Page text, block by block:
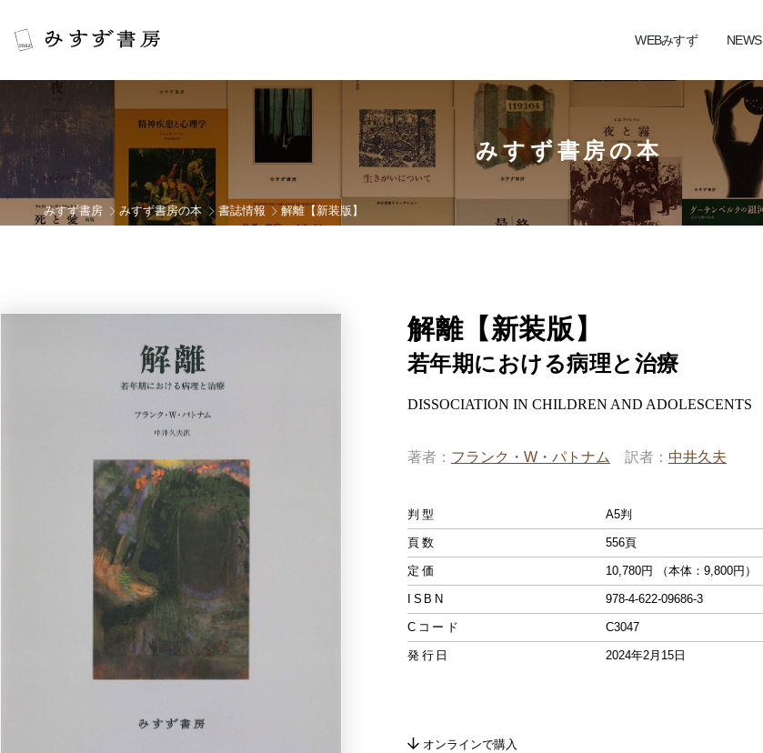
WEBみすず NEWS
みすず書房の本
みすず書房 みすず書房の本 書誌情報 解離【新装版】
解離【新装版】
若年期における病理と治療
DISSOCIATION IN CHILDREN AND ADOLESCENTS
著者 フランク・W・パトナム 訳者 中井久夫
判型 A5判
頁数 556頁
定価 10,780円 （本体：9,800円）
ISBN 978-4-622-09686-3
Cコード C3047
発行日 2024年2月15日
オンラインで購入